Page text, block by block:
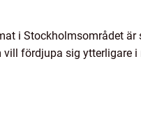
i Stockholmsområdet är
fördjupa sig ytterligare